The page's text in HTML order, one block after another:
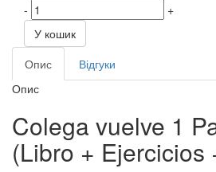
-
+
У кошик
Опис
Відгуки
Опис
Colega vuelve 1
(Libro + Ejercicios